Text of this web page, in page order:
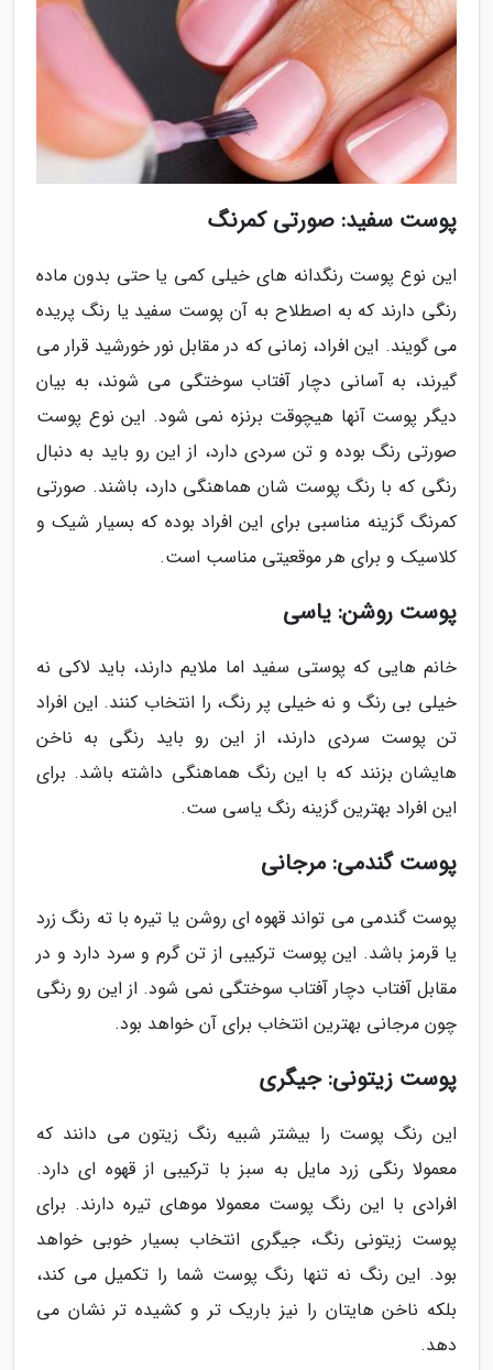
پوست سفید: صورتی کمرنگ
این نوع پوست رنگدانه های خیلی کمی یا حتی بدون ماده
رنگی دارند که به اصطلاح به آن پوست سفید یا رنگ پریده
می گویند. این افراد، زمانی که در مقابل نور خورشید قرار می
گیرند، به آسانی دچار آفتاب سوختگی می شوند، به بیان
دیگر پوست آنها هیچوقت برنزه نمی شود. این نوع پوست
صورتی رنگ بوده و تن سردی دارد، از این رو باید به دنبال
رنگی که با رنگ پوست شان هماهنگی دارد، باشند. صورتی
کمرنگ گزینه مناسبی برای این افراد بوده که بسیار شیک و
کلاسیک و برای هر موقعیتی مناسب است.
پوست روشن: یاسی
خانم هایی که پوستی سفید اما ملایم دارند، باید لاکی نه
خیلی بی رنگ و نه خیلی پر رنگ، را انتخاب کنند. این افراد
تن پوست سردی دارند، از این رو باید رنگی به ناخن
هایشان بزنند که با این رنگ هماهنگی داشته باشد. برای
این افراد بهترین گزینه رنگ یاسی ست.
پوست گندمی: مرجانی
پوست گندمی می تواند قهوه ای روشن یا تیره با ته رنگ زرد
یا قرمز باشد. این پوست ترکیبی از تن گرم و سرد دارد و در
مقابل آفتاب دچار آفتاب سوختگی نمی شود. از این رو رنگی
چون مرجانی بهترین انتخاب برای آن خواهد بود.
پوست زیتونی: جیگری
این رنگ پوست را بیشتر شبیه رنگ زیتون می دانند که
معمولا رنگی زرد مایل به سبز با ترکیبی از قهوه ای دارد.
افرادی با این رنگ پوست معمولا موهای تیره دارند. برای
پوست زیتونی رنگ، جیگری انتخاب بسیار خوبی خواهد
بود. این رنگ نه تنها رنگ پوست شما را تکمیل می کند،
بلکه ناخن هایتان را نیز باریک تر و کشیده تر نشان می
دهد.